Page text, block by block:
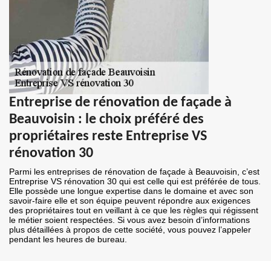
Entreprise de rénovation de façade à
Beauvoisin : le choix préféré des
propriétaires reste Entreprise VS
rénovation 30
Parmi les entreprises de rénovation de façade à Beauvoisin, c’est
Entreprise VS rénovation 30 qui est celle qui est préférée de tous.
Elle possède une longue expertise dans le domaine et avec son
savoir-faire elle et son équipe peuvent répondre aux exigences
des propriétaires tout en veillant à ce que les règles qui régissent
le métier soient respectées. Si vous avez besoin d’informations
plus détaillées à propos de cette société, vous pouvez l’appeler
pendant les heures de bureau.